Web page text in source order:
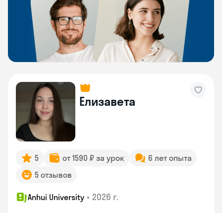
Елизавета
5 от 1590 ₽ за урок
6 лет опыта
5 отзывов
Anhui University • 2026 г.